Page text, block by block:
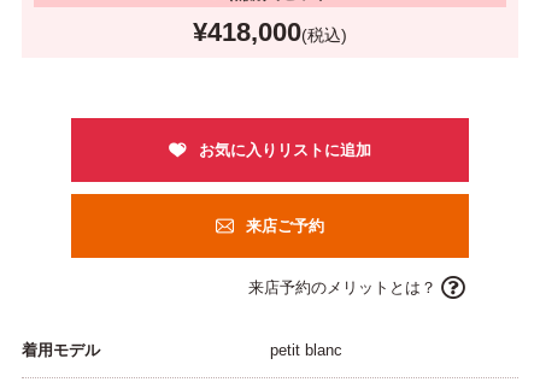
¥418,000(税込)
来店ご予約
来店予約のメリットとは？
着用モデル petit blanc